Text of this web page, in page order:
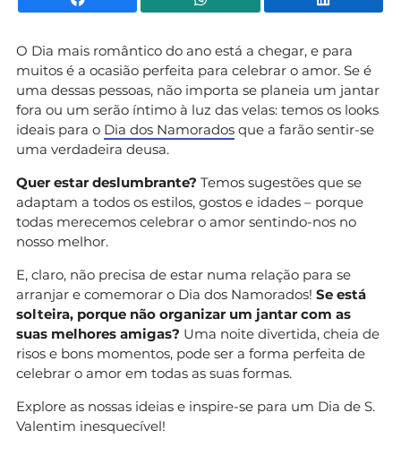
O Dia mais romântico do ano está a chegar, e para
muitos é a ocasião perfeita para celebrar o amor. Se é
uma dessas pessoas, não importa se planeia um jantar
fora ou um serão íntimo à luz das velas: temos os looks
ideais para o Dia dos Namorados que a farão sentir-se
uma verdadeira deusa.
Quer estar deslumbrante? Temos sugestões que se
adaptam a todos os estilos, gostos e idades – porque
todas merecemos celebrar o amor sentindo-nos no
nosso melhor.
E, claro, não precisa de estar numa relação para se
arranjar e comemorar o Dia dos Namorados! Se está
solteira, porque não organizar um jantar com as
suas melhores amigas? Uma noite divertida, cheia de
risos e bons momentos, pode ser a forma perfeita de
celebrar o amor em todas as suas formas.
Explore as nossas ideias e inspire-se para um Dia de S.
Valentim inesquecível!